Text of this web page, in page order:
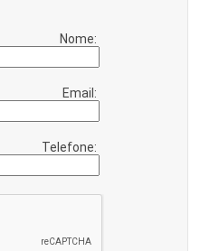
Nome:
Email:
Telefone: